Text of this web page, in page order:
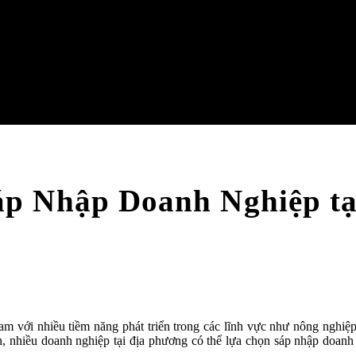
Nhập Doanh Nghiệp
với nhiều tiềm năng phát triển trong các lĩnh vực như nông
doanh nghiệp tại địa phương có thể lựa chọn sáp nhập